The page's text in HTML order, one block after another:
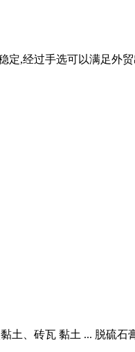
,经过手选可以满足外
土、砖瓦 黏土 ... 脱硫石